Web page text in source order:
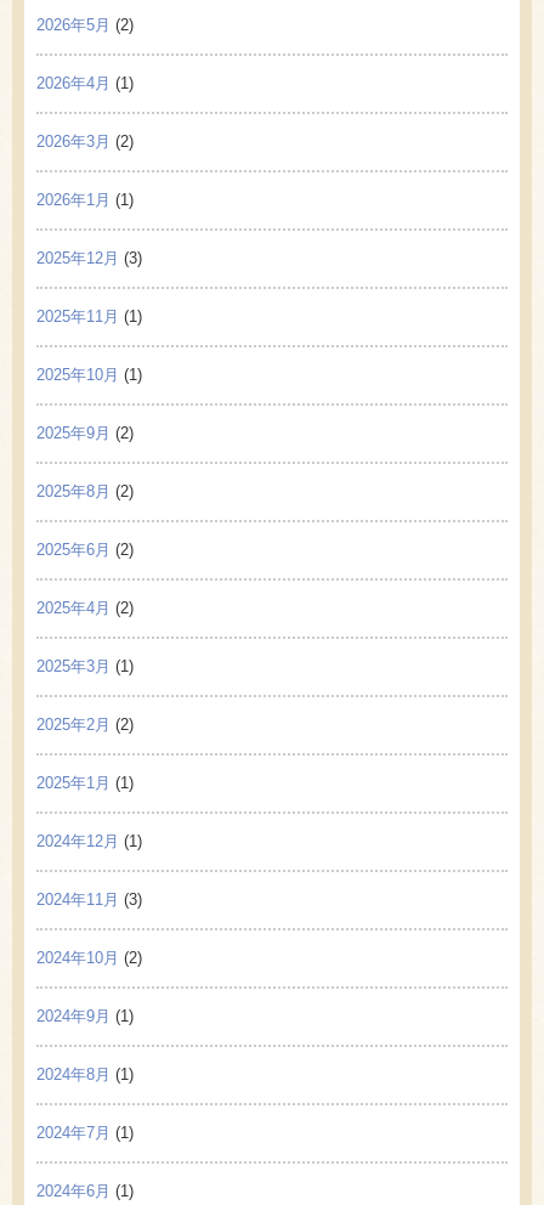
2026年5月 (2)
2026年4月 (1)
2026年3月 (2)
2026年1月 (1)
2025年12月 (3)
2025年11月 (1)
2025年10月 (1)
2025年9月 (2)
2025年8月 (2)
2025年6月 (2)
2025年4月 (2)
2025年3月 (1)
2025年2月 (2)
2025年1月 (1)
2024年12月 (1)
2024年11月 (3)
2024年10月 (2)
2024年9月 (1)
2024年8月 (1)
2024年7月 (1)
2024年6月 (1)